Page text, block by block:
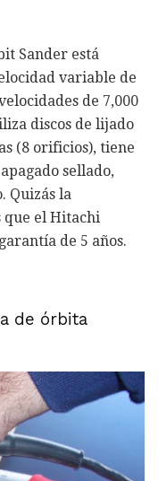
Sander está
variable de
de 7,000
discos de lijado
(8 orificios), tiene
sellado,
Quizás la
que el Hitachi
de 5 años.
de órbita